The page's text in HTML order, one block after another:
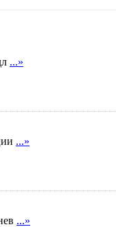
...»
...»
...»